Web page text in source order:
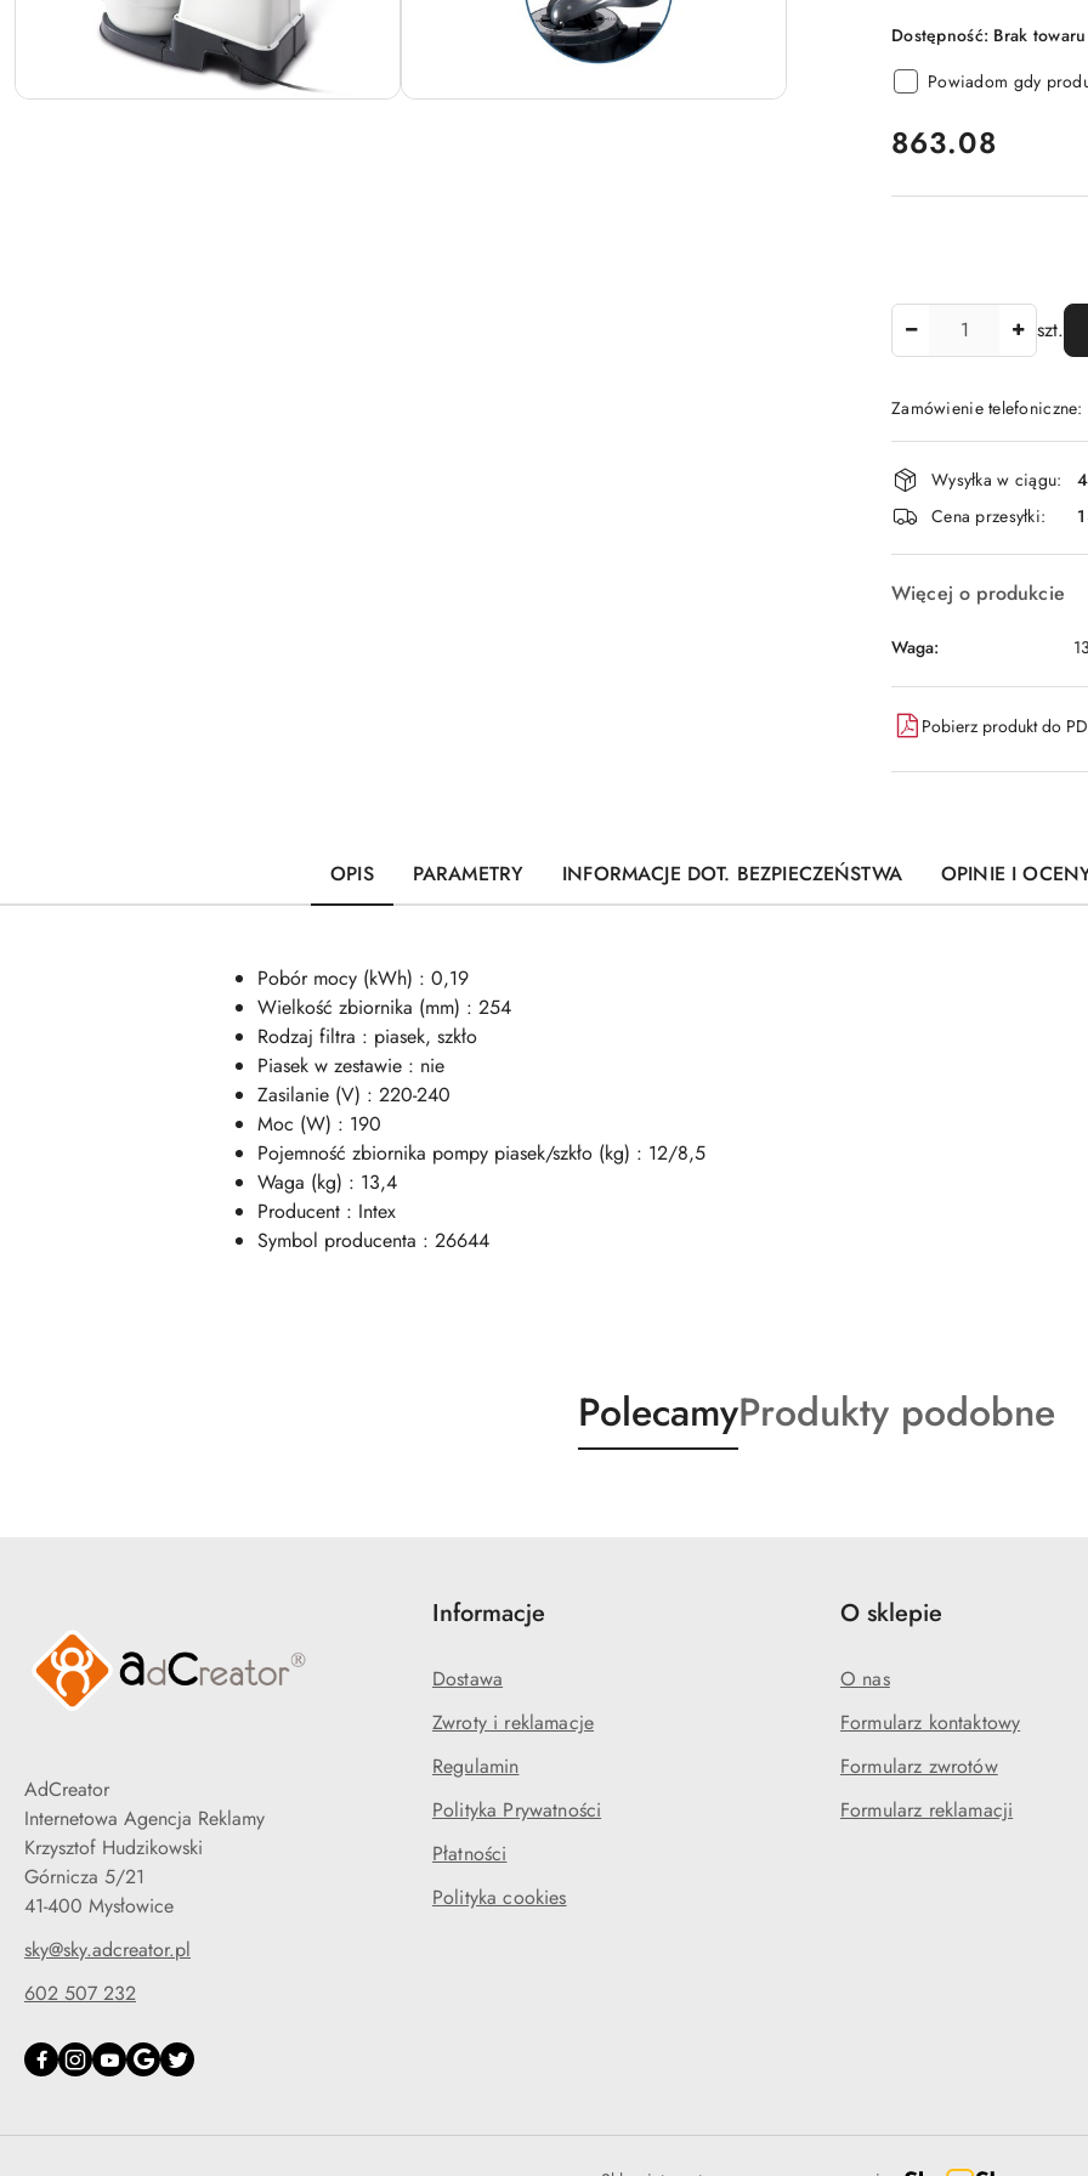
Dostępność: Brak towaru
Powiadom gdy
cena:
863.08
szt.
Zamówienie
Dostępność
i
dostawa
Wysyłka w ciągu:
Cena przesyłki:
Więcej o produkcie
Waga:
Pobierz produkt do
OPIS PARAMETRY INFORMACJE DOT. BEZPIECZEŃSTWA OPINIE I
Pobór mocy (kWh) : 0,19
Wielkość zbiornika (mm) : 254
Rodzaj filtra : piasek, szkło
Piasek w zestawie : nie
Zasilanie (V) : 220-240
Moc (W) : 190
Pojemność zbiornika pompy piasek/szkło (kg) : 12/8,5
Waga (kg) : 13,4
Producent : Intex
Symbol producenta : 26644
Produkty
o
PolecamyProdukty
o
Produkty podobne
AdCreator
Internetowa Agencja Reklamy
Krzysztof Hudzikowski
Górnicza 5/21
41-400 Mysłowice
sky@sky.adcreator.pl
602 507 232
Informacje
Dostawa
Zwroty i reklamacje
Regulamin
Polityka Prywatności
Płatności
Polityka cookies
O sklepie
O nas
Formularz kontaktowy
Formularz zwrotów
Formularz reklamacji